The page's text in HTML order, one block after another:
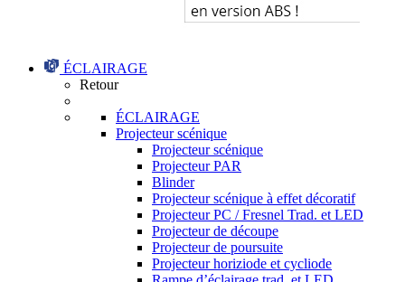
ÉCLAIRAGE
Retour
ÉCLAIRAGE
Projecteur scénique
Projecteur scénique
Projecteur PAR
Blinder
Projecteur scénique à effet décoratif
Projecteur PC / Fresnel Trad. et LED
Projecteur de découpe
Projecteur de poursuite
Projecteur horiziode et cycliode